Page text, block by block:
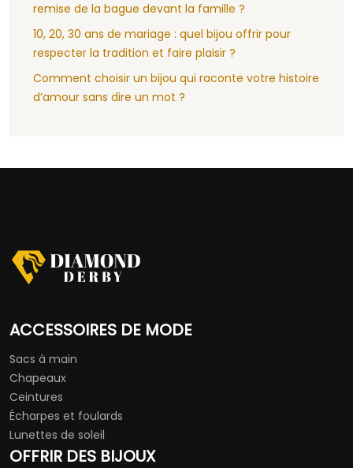
remise de la bague devant la famille ?
10, 20, 30 ans de mariage : quel bijou offrir pour
respecter la tradition et faire plaisir ?
Comment choisir un bijou qui raconte votre histoire
d’amour sans dire un mot ?
ACCESSOIRES DE MODE
Sacs à main
Chapeaux
Ceintures
Écharpes et foulards
Lunettes de soleil
OFFRIR DES BIJOUX